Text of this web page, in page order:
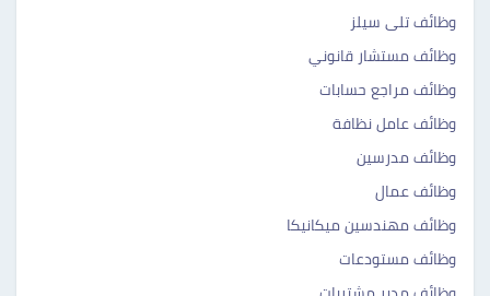
وظائف تلى سيلز
وظائف مستشار قانوني
وظائف مراجع حسابات
وظائف عامل نظافة
وظائف مدرسين
وظائف عمال
وظائف مهندسين ميكانيكا
وظائف مستودعات